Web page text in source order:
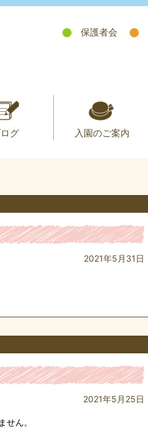
保護者会
グ 入園のご案内
2021年5月31日
2021年5月25日
せん。